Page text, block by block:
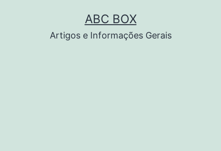
ABC BOX
Artigos e Informações Gerais